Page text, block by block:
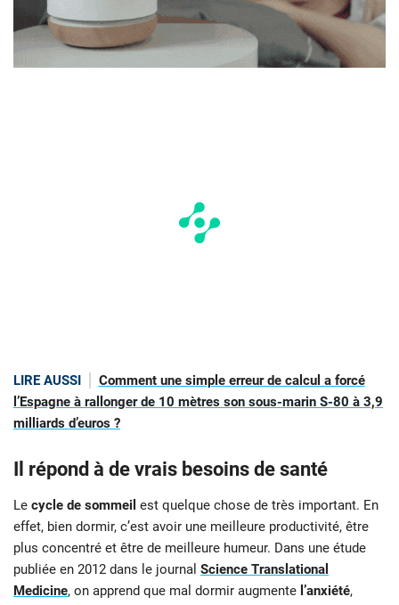
LIRE AUSSI
Comment une simple erreur de calcul a forcé
l’Espagne à rallonger de 10 mètres son sous-marin S-80 à 3,9
milliards d’euros ?
Il répond à de vrais besoins de santé
Le cycle de sommeil est quelque chose de très important. En
effet, bien dormir, c’est avoir une meilleure productivité, être
plus concentré et être de meilleure humeur. Dans une étude
publiée en 2012 dans le journal Science Translational
Medicine, on apprend que mal dormir augmente l’anxiété,